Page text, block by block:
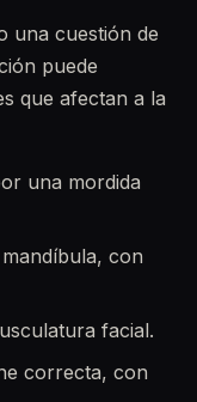
una cuestión de
puede
que afectan a la
una mordida
con
facial.
correcta, con